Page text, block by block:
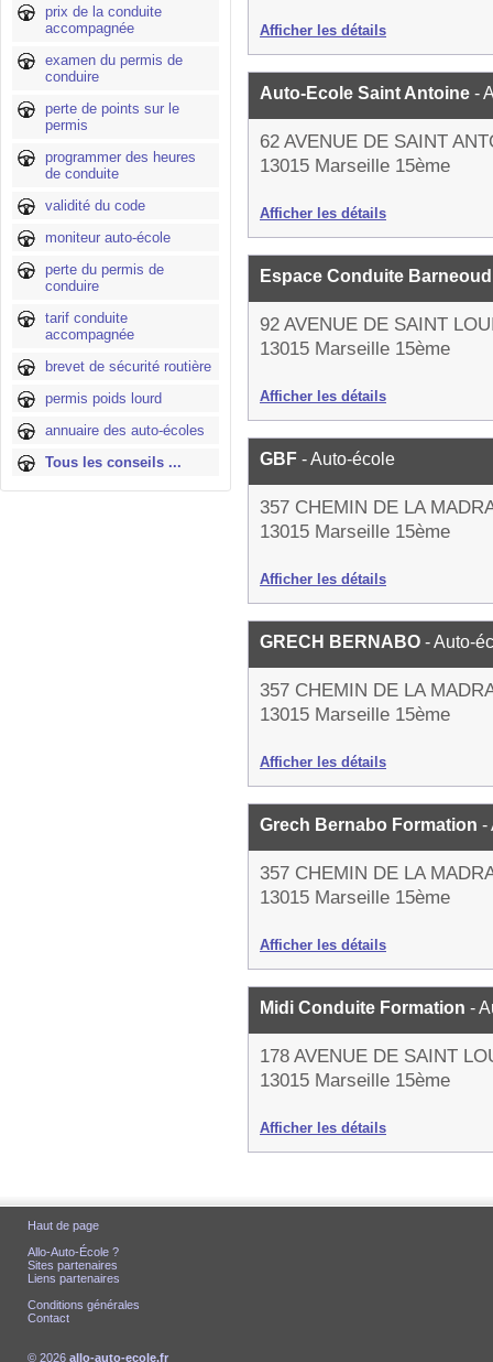
prix de la conduite
accompagnée
examen du permis de
conduire
perte de points sur le
permis
programmer des heures
de conduite
validité du code
moniteur auto-école
perte du permis de
conduire
tarif conduite
accompagnée
brevet de sécurité routière
permis poids lourd
annuaire des auto-écoles
Tous les conseils ...
Afficher les détails
Auto-Ecole Saint Antoine -
62 AVENUE DE SAINT
13015 Marseille 15ème
Afficher les détails
Espace Conduite
92 AVENUE DE SAINT
13015 Marseille 15ème
Afficher les détails
GBF - Auto-école
357 CHEMIN DE LA
13015 Marseille 15ème
Afficher les détails
GRECH BERNABO - Auto-
357 CHEMIN DE LA
13015 Marseille 15ème
Afficher les détails
Grech Bernabo Formation -
357 CHEMIN DE LA
13015 Marseille 15ème
Afficher les détails
Midi Conduite Formation -
178 AVENUE DE SAINT
13015 Marseille 15ème
Afficher les détails
Haut de page
Allo-Auto-École ?
Sites partenaires
Liens partenaires
Conditions générales
Contact
© 2026 allo-auto-ecole.fr